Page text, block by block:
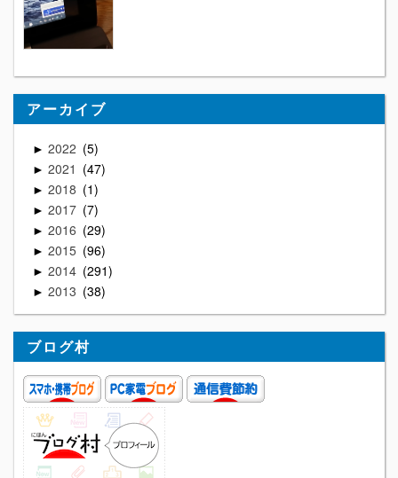
アーカイブ
► 2022 5
► 2021 47
► 2018 1
► 2017 7
► 2016 29
► 2015 96
► 2014 291
► 2013 38
ブログ村